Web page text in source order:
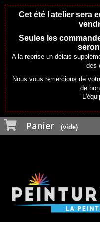
Cet été l'atelier sera
Seules les
A la reprise un délais
des
Nous vous remercions de
de
Panier (vide)